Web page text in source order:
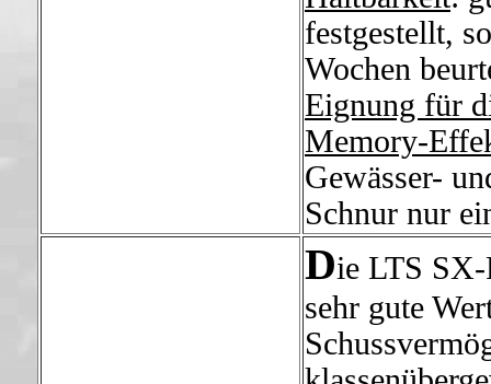
festgestellt,
Wochen
Eignung für
Memory-
Gewässer-
Schnur nur
Die LTS
sehr gute